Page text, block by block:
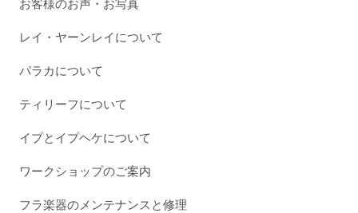
お客様のお声・お写真
レイ・ヤーンレイについて
パラカについて
ティリーフについて
イプとイプヘケについて
ワークショップのご案内
フラ楽器のメンテナンスと修理